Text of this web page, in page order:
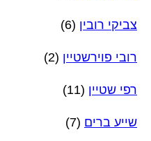
צביקי רובין (6)
רובי פוירשטיין (2)
רפי שטיין (11)
שייע ברים (7)